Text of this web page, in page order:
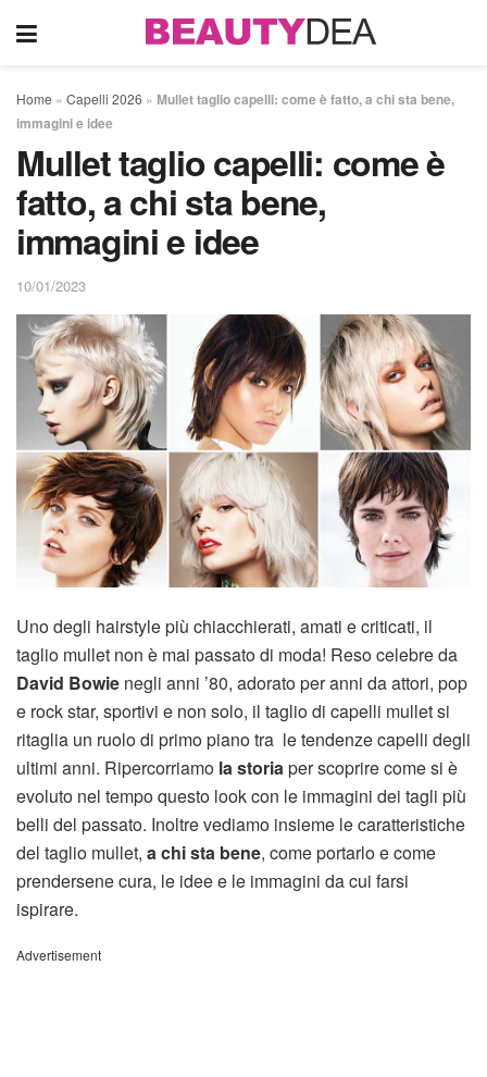
Home » Capelli 2026 » Mullet taglio capelli: come è fatto, a chi sta bene,
immagini e idee
Mullet taglio capelli: come è
fatto, a chi sta bene,
immagini e idee
10/01/2023
Uno degli hairstyle più chiacchierati, amati e criticati, il
taglio mullet non è mai passato di moda! Reso celebre da
David Bowie negli anni ’80, adorato per anni da attori, pop
e rock star, sportivi e non solo, il taglio di capelli mullet si
ritaglia un ruolo di primo piano tra le tendenze capelli degli
ultimi anni. Ripercorriamo la storia per scoprire come si è
evoluto nel tempo questo look con le immagini dei tagli più
belli del passato. Inoltre vediamo insieme le caratteristiche
del taglio mullet, a chi sta bene, come portarlo e come
prendersene cura, le idee e le immagini da cui farsi
ispirare.
Advertisement